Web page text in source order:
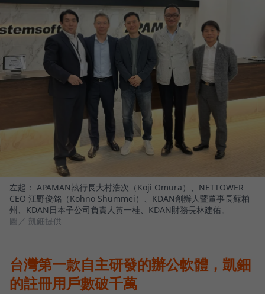
左起： APAMAN執行長大村浩次（Koji Omura）、NETTOWER
CEO 江野俊銘（Kohno Shummei）、KDAN創辦人暨董事長蘇柏
州、KDAN日本子公司負責人黃一桂、KDAN財務長林建佑。
圖／ 凱鈿提供
台灣第一款自主研發的辦公軟體，凱鈿
的註冊用戶數破千萬